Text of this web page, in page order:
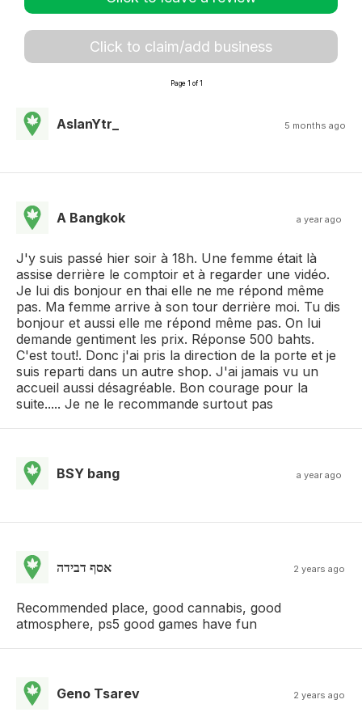
Click to claim/add business
Page 1 of 1
AslanYtr_ 5 months ago
A Bangkok a year ago
J'y suis passé hier soir à 18h. Une femme était là
assise derrière le comptoir et à regarder une vidéo.
Je lui dis bonjour en thai elle ne me répond même
pas. Ma femme arrive à son tour derrière moi. Tu dis
bonjour et aussi elle me répond même pas. On lui
demande gentiment les prix. Réponse 500 bahts.
C'est tout!. Donc j'ai pris la direction de la porte et je
suis reparti dans un autre shop. J'ai jamais vu un
accueil aussi désagréable. Bon courage pour la
suite..... Je ne le recommande surtout pas
BSY bang a year ago
אסף דבידה 2 years ago
Recommended place, good cannabis, good
atmosphere, ps5 good games have fun
Geno Tsarev 2 years ago